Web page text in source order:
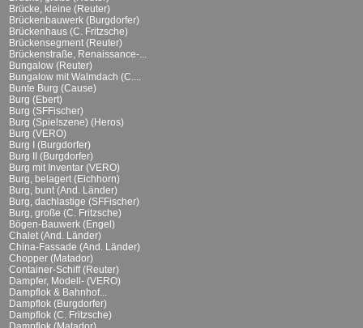
Brücke, kleine (Reuter)
Brückenbauwerk (Burgdorfer)
Brückenhaus (C. Fritzsche)
Brückensegment (Reuter)
Brückenstraße, Renaissance-...
Bungalow (Reuter)
Bungalow mit Walmdach (C....
Bunte Burg (Cause)
Burg (Ebert)
Burg (SFFischer)
Burg (Spielszene) (Heros)
Burg (VERO)
Burg I (Burgdorfer)
Burg II (Burgdorfer)
Burg mit Inventar (VERO)
Burg, belagert (Eichhorn)
Burg, bunt (And. Länder)
Burg, dachlastige (SFFischer)
Burg, große (C. Fritzsche)
Bögen-Bauwerk (Engel)
Chalet (And. Länder)
China-Fassade (And. Länder)
Chopper (Matador)
Container-Schiff (Reuter)
Dampfer, Modell- (VERO)
Dampflok & Bahnhof...
Dampflok (Burgdorfer)
Dampflok (C. Fritzsche)